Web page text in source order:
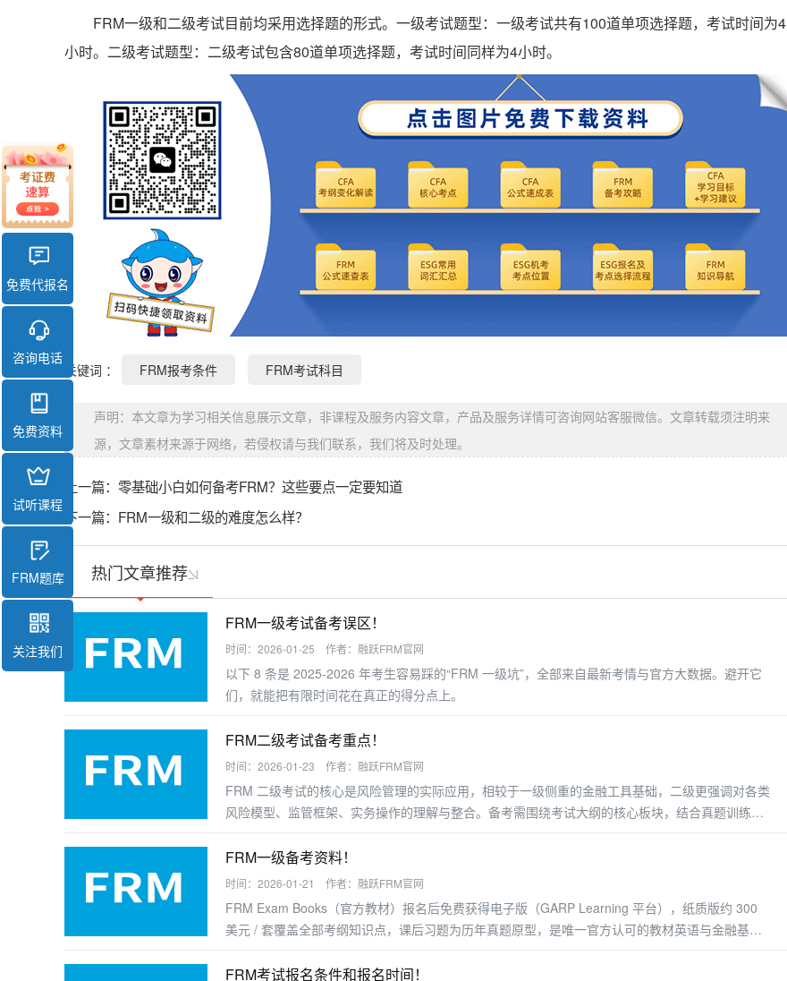
FRM一级和二级考试目前均采用选择题的形式。一级考试题型：一级考试共有100道单项选择题，考试时间为4
小时。二级考试题型：二级考试包含80道单项选择题，考试时间同样为4小时。
关键词 ： FRM报考条件 FRM考试科目
声明：本文章为学习相关信息展示文章，非课程及服务内容文章，产品及服务详情可咨询网站客服微信。文章转载须注明来
源，文章素材来源于网络，若侵权请与我们联系，我们将及时处理。
上一篇： 零基础小白如何备考FRM？这些要点一定要知道
下一篇： FRM一级和二级的难度怎么样？
热门文章推荐
FRM一级考试备考误区！
时间：2026-01-25 作者：融跃FRM官网
以下 8 条是 2025-2026 年考生容易踩的“FRM 一级坑”，全部来自最新考情与官方大数据。避开它
们，就能把有限时间花在真正的得分点上。
FRM二级考试备考重点！
时间：2026-01-23 作者：融跃FRM官网
FRM 二级考试的核心是风险管理的实际应用，相较于一级侧重的金融工具基础，二级更强调对各类
风险模型、监管框架、实务操作的理解与整合。备考需围绕考试大纲的核心板块，结合真题训练掌
FRM一级备考资料！
时间：2026-01-21 作者：融跃FRM官网
FRM Exam Books（官方教材）报名后免费获得电子版（GARP Learning 平台），纸质版约 300
美元 / 套覆盖全部考纲知识点，课后习题为历年真题原型，是唯一官方认可的教材英语与金融基础
FRM考试报名条件和报名时间！
免费代报名
咨询电话
免费资料
试听课程
FRM题库
关注我们